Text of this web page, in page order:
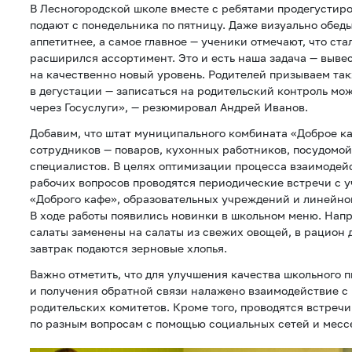
В Лесногородской школе вместе с ребятами
подают с понедельника по пятницу. Даже визуально
аппетитнее, а самое главное — ученики отмечают, что
расширился ассортимент. Это и есть наша задача —
на качественно новый уровень. Родителей призываем
в дегустации — записаться на родительский контроль
через Госуслуги», — резюмировал Андрей Иванов.
Добавим, что штат муниципального комбината «Доброе
сотрудников — поваров, кухонных работников,
специалистов. В целях оптимизации процесса
рабочих вопросов проводятся периодические встречи с
«Доброго кафе», образовательных учреждений и
В ходе работы появились новинки в школьном меню.
салаты заменены на салаты из свежих овощей, в рацион
завтрак подаются зерновые хлопья.
Важно отметить, что для улучшения качества школьного
и получения обратной связи налажено взаимодействие с
родительских комитетов. Кроме того, проводятся
по разным вопросам с помощью социальных сетей и